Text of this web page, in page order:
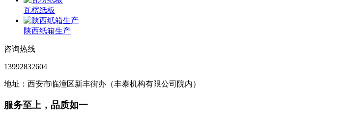
瓦楞纸板
陕西纸箱生产
咨询热线
13992832604
地址：西安市临潼区新丰街办（丰泰机构有限公司院内）
服务至上，品质如一